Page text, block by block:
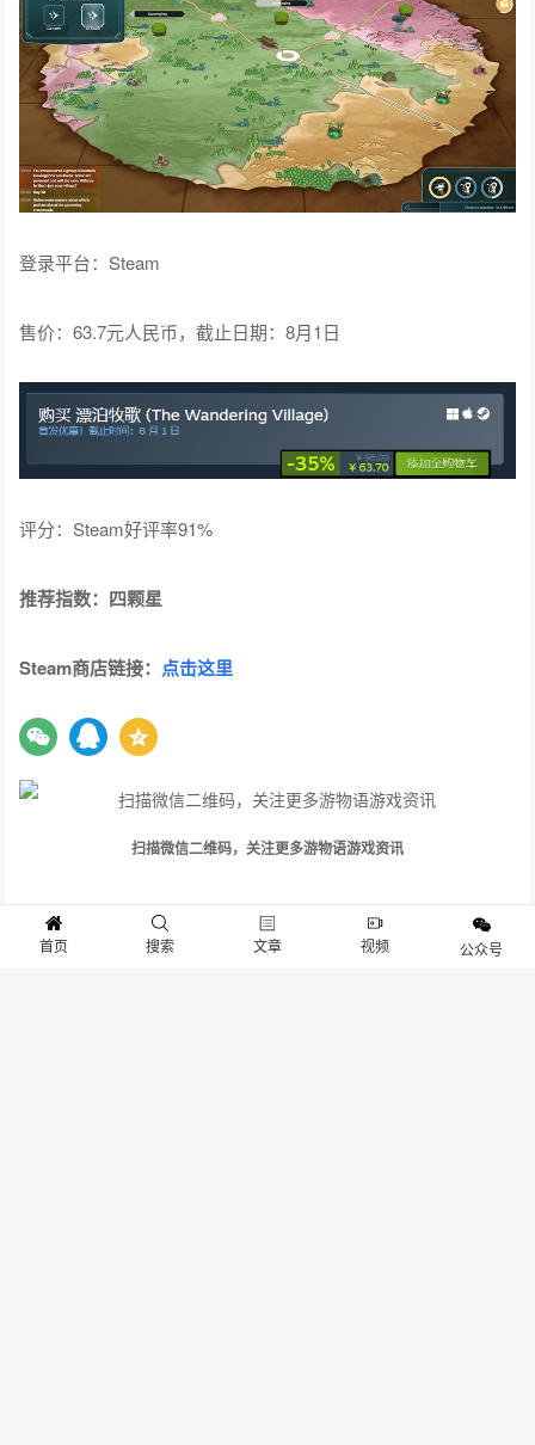
登录平台：Steam
售价：63.7元人民币，截止日期：8月1日
评分：Steam好评率91%
推荐指数：四颗星
Steam商店链接： 点击这里
扫描微信二维码，关注更多游物语游戏资讯
版权声明:本文由 游物语官方网站 Gameib.cn 整理发表，文章内容系作者个人观
点，不代表 游物语官方网站 对观点赞同或支持。如需转载，请注明文章来源。 我们
首页 搜索 文章 视频 公众号